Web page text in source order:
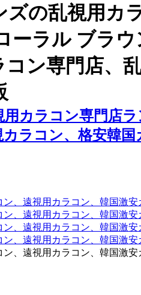
の乱視用カ
ーラル ブラ
ン専門店、
カラコン専門店
ラコン、格安韓
、遠視用カラコン、韓国激
、遠視用カラコン、韓国激
、遠視用カラコン、韓国激
、遠視用カラコン、韓国激
、遠視用カラコン、韓国激